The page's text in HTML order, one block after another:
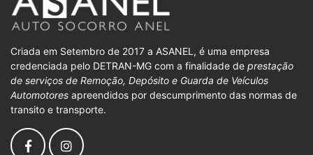
Criada em Setembro de 2017 a ASANEL, é uma empresa
credenciada pelo DETRAN-MG com a finalidade de prestação
de serviços de Remoção, Depósito e Guarda de Veículos
Automotores apreendidos por descumprimento das normas de
transito e transporte.